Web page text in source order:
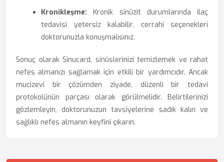
Kronikleşme: Kronik sinüzit durumlarında ilaç
tedavisi yetersiz kalabilir, cerrahi seçenekleri
doktorunuzla konuşmalısınız.
Sonuç olarak Sinucard, sinüslerinizi temizlemek ve rahat
nefes almanızı sağlamak için etkili bir yardımcıdır. Ancak
mucizevi bir çözümden ziyade, düzenli bir tedavi
protokolünün parçası olarak görülmelidir. Belirtilerinizi
gözlemleyin, doktorunuzun tavsiyelerine sadık kalın ve
sağlıklı nefes almanın keyfini çıkarın.